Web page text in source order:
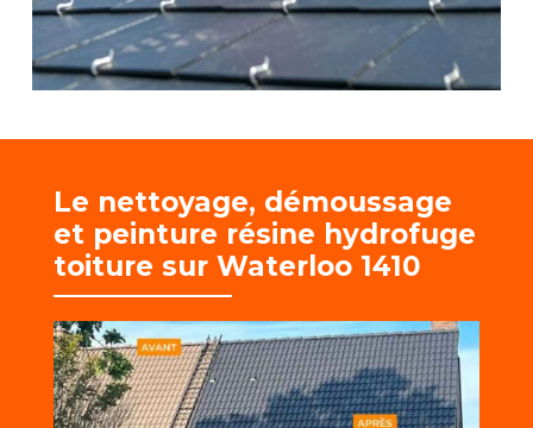
Le nettoyage, démoussage
et peinture résine hydrofuge
toiture sur Waterloo 1410